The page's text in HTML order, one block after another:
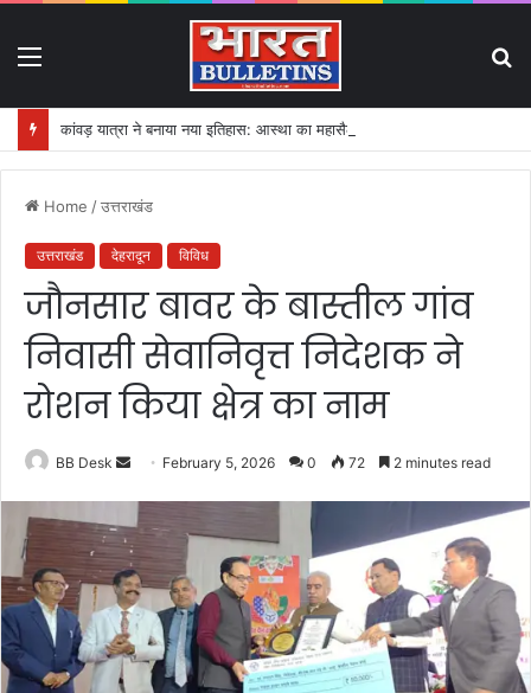
कांवड़ यात्रा ने बनाया नया इतिहास: आस्था का महासैलाब!
Home /उत्तराखंड
उत्तराखंड देहरादून विविध
जौनसार बावर के बास्तील गांव
निवासी सेवानिवृत्त निदेशक ने
रोशन किया क्षेत्र का नाम
BB Desk
n
d
a
n
e
m
February 5, 2026 0 72 2 minutes read